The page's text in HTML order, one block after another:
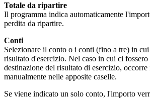
Totale da ripartire
Il programma indica automaticamente
perdita da ripartire.
Conti
Selezionare il conto o i conti (fino a tre) in
risultato d'esercizio. Nel caso in cui ci
destinazione del risultato di esercizio,
manualmente nelle apposite caselle.
Se viene indicato un solo conto, l'importo